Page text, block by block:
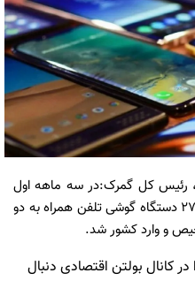
رئیس کل گمرک:در سه ماهه اول
سال جاری، دو میلیون و ۴۹ هزار و ۲۷۹ دستگاه گوشی تلفن همراه به دو
و وارد کشور شد.
کانال بولتن اقتصادی دنبال